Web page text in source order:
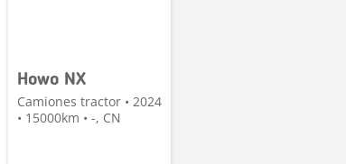
Howo NX
Camiones tractor • 2024
• 15000km • -, CN